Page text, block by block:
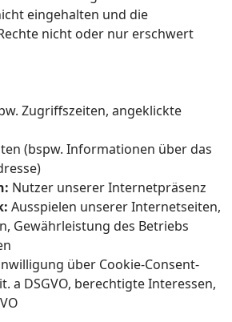
eingehalten und die
nicht oder nur erschwert
Zugriffszeiten, angeklickte
(bspw. Informationen über das
Nutzer unserer Internetpräsenz
Ausspielen unserer Internetseiten,
Gewährleistung des Betriebs
über Cookie-Consent-
a DSGVO, berechtigte Interessen,